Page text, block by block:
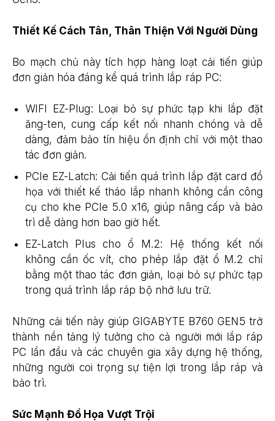
Thiết Kế Cách Tân, Thân Thiện Với Người Dùng
Bo mạch chủ này tích hợp hàng loạt cải tiến giúp
đơn giản hóa đáng kể quá trình lắp ráp PC:
WIFI EZ-Plug: Loại bỏ sự phức tạp khi lắp đặt
ăng-ten, cung cấp kết nối nhanh chóng và dễ
dàng, đảm bảo tín hiệu ổn định chỉ với một thao
tác đơn giản.
PCIe EZ-Latch: Cải tiến quá trình lắp đặt card đồ
họa với thiết kế tháo lắp nhanh không cần công
cụ cho khe PCIe 5.0 x16, giúp nâng cấp và bảo
trì dễ dàng hơn bao giờ hết.
EZ-Latch Plus cho ổ M.2: Hệ thống kết nối
không cần ốc vít, cho phép lắp đặt ổ M.2 chỉ
bằng một thao tác đơn giản, loại bỏ sự phức tạp
trong quá trình lắp ráp bộ nhớ lưu trữ.
Những cải tiến này giúp GIGABYTE B760 GEN5 trở
thành nền tảng lý tưởng cho cả người mới lắp ráp
PC lần đầu và các chuyên gia xây dựng hệ thống,
những người coi trọng sự tiện lợi trong lắp ráp và
bảo trì.
Sức Mạnh Đồ Họa Vượt Trội